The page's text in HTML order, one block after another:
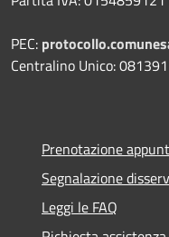
PEC:
Centralino Unico:
Prenotazione
Segnalazione
Leggi le FAQ